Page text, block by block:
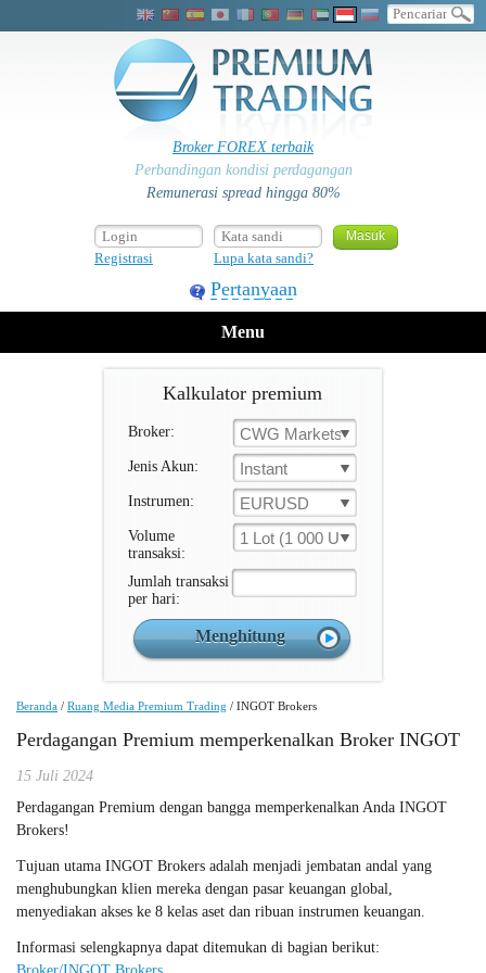
Broker FOREX terbaik
Perbandingan kondisi perdagangan
Remunerasi spread hingga 80%
Registrasi Lupa kata sandi?
Pertanyaan
Menu
Kalkulator premium
Broker: CWG Markets
Jenis Akun: Instant
Instrumen: EURUSD
Volume
transaksi:
1 Lot (1 000 Unit )
Jumlah transaksi
per hari:
Beranda / Ruang Media Premium Trading / INGOT Brokers
Perdagangan Premium memperkenalkan Broker INGOT
15 Juli 2024
Perdagangan Premium dengan bangga memperkenalkan Anda INGOT
Brokers!
Tujuan utama INGOT Brokers adalah menjadi jembatan andal yang
menghubungkan klien mereka dengan pasar keuangan global,
menyediakan akses ke 8 kelas aset dan ribuan instrumen keuangan.
Informasi selengkapnya dapat ditemukan di bagian berikut: